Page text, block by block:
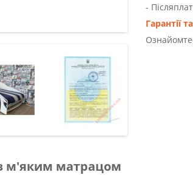
-
Гарантії
м'яким матрацом